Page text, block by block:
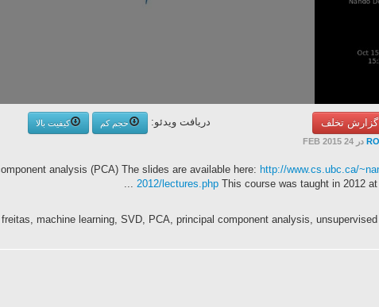
گزارش تخلف دریافت ویدئو: حجم کم
کیفیت بالا
در 24 FEB 2015
analysis (PCA) The slides are available here: http://www.cs.ubc.ca/
2012/lectures.php This course was taught in 2012 at
freitas, machine learning, SVD, PCA, principal component analysis,